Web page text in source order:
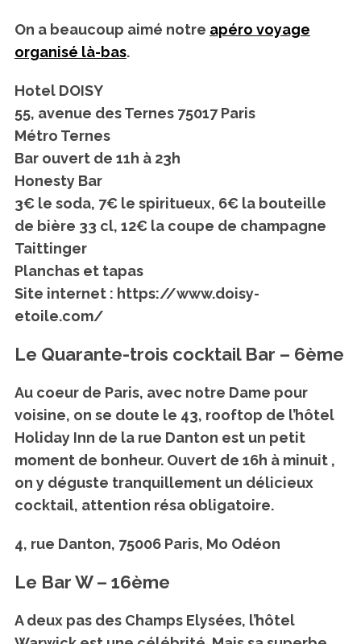
On a beaucoup aimé notre apéro voyage
organisé là-bas.
Hotel DOISY
55, avenue des Ternes 75017 Paris
Métro Ternes
Bar ouvert de 11h à 23h
Honesty Bar
3€ le soda, 7€ le spiritueux, 6€ la bouteille
de bière 33 cl, 12€ la coupe de champagne
Taittinger
Planchas et tapas
Site internet : https://www.doisy-
etoile.com/
Le Quarante-trois cocktail Bar – 6ème
Au coeur de Paris, avec notre Dame pour
voisine, on se doute le 43, rooftop de l’hôtel
Holiday Inn de la rue Danton est un petit
moment de bonheur. Ouvert de 16h à minuit ,
on y déguste tranquillement un délicieux
cocktail, attention résa obligatoire.
4, rue Danton, 75006 Paris, Mo Odéon
Le Bar W – 16ème
A deux pas des Champs Elysées, l’hôtel